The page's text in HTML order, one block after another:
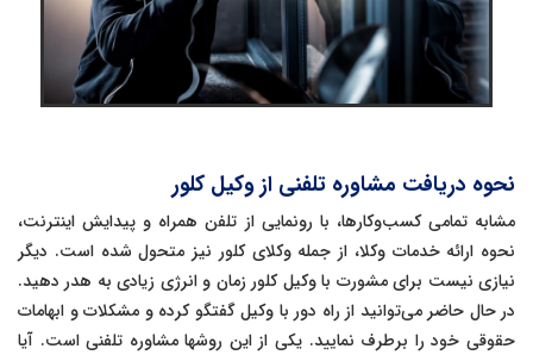
نحوه دریافت مشاوره تلفنی از وکیل کلور
مشابه تمامی کسب‌وکارها، با رونمایی از تلفن همراه و پیدایش اینترنت،
نحوه ارائه خدمات وکلا، از جمله وکلای کلور نیز متحول شده است. دیگر
نیازی نیست برای مشورت با وکیل کلور زمان و انرژی زیادی به هدر دهید.
در حال حاضر می‌توانید از راه دور با وکیل گفتگو کرده و مشکلات و ابهامات
حقوقی خود را برطرف نمایید. یکی از این روشها مشاوره تلفنی است. آیا